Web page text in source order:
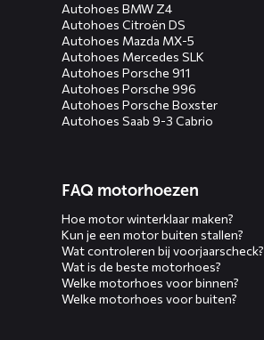
Autohoes BMW Z4
Autohoes Citroën DS
Autohoes Mazda MX-5
Autohoes Mercedes SLK
Autohoes Porsche 911
Autohoes Porsche 996
Autohoes Porsche Boxster
Autohoes Saab 9-3 Cabrio
FAQ motorhoezen
Hoe motor winterklaar maken?
Kun je een motor buiten stallen?
Wat controleren bij voorjaarscheck?
Wat is de beste motorhoes?
Welke motorhoes voor binnen?
Welke motorhoes voor buiten?